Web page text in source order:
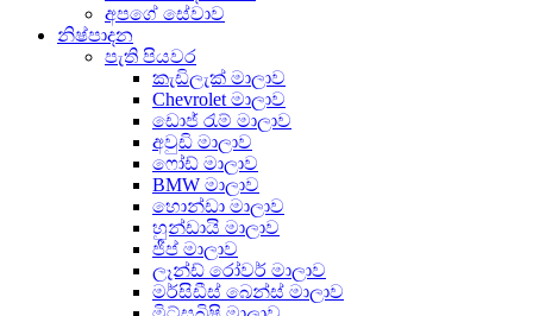
අපගේ සේවාව
නිෂ්පාදන
පැති පියවර
කැඩිලැක් මාලාව
Chevrolet මාලාව
ඩොජ් රැම් මාලාව
අවුඩි මාලාව
ෆෝඩ් මාලාව
BMW මාලාව
හොන්ඩා මාලාව
හුන්ඩායි මාලාව
ජීප් මාලාව
ලෑන්ඩ් රෝවර් මාලාව
මර්සිඩීස් බෙන්ස් මාලාව